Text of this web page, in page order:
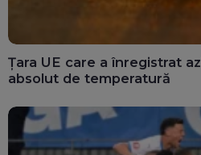
Țara UE care a înregistrat
absolut de temperatură